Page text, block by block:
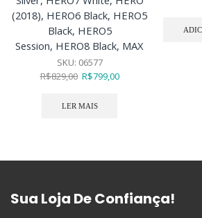
(2018), HERO6 Black, HERO5
Black, HERO5
Session, HERO8 Black, MAX
SKU: 06577
R$829,00 R$799,00
LER MAIS
Sua Loja De Confiança!